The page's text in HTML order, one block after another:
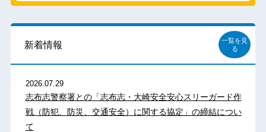
新着情報
一覧を見
る
2026.07.29
志布志警察署との「志布志・大崎安全安心スリーガード作
戦（防犯、防災、交通安全）に関する協定」の締結につい
て